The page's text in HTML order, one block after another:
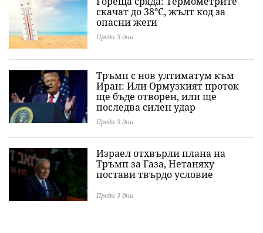
скачат до 38°C, жълт код за
опасни жеги
Преди 3 дни
Тръмп с нов ултиматум към
Иран: Или Ормузкият проток
ще бъде отворен, или ще
последва силен удар
Преди 3 дни
Израел отхвърли плана на
Тръмп за Газа, Нетаняху
постави твърдо условие
Преди 3 дни